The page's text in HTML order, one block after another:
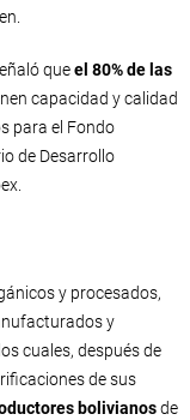
queel 80% de las
capacidad y calidad
para el Fondo
de Desarrollo
y procesados,
y
cuales, después de
de sus
bolivianosde